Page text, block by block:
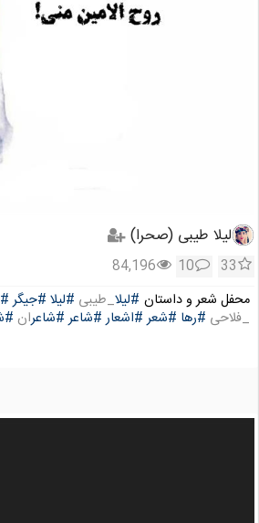
لیلا طیبی (صحرا)
33
10
84,196
محفل شعر و داستان #لیلا_طیبی #لیلا #جیگر
_فلاحی #رها #شعر #اشعار #شاعر #شاعران